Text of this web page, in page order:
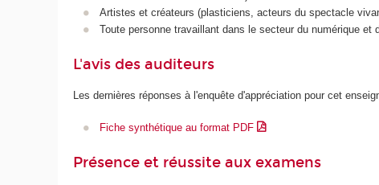
Artistes et créateurs (plasticiens, acteurs du spectacle
Toute personne travaillant dans le secteur du numérique
L'avis des auditeurs
Les dernières réponses à l'enquête d'appréciation pour cet
Fiche synthétique au format PDF
Présence et réussite aux examens